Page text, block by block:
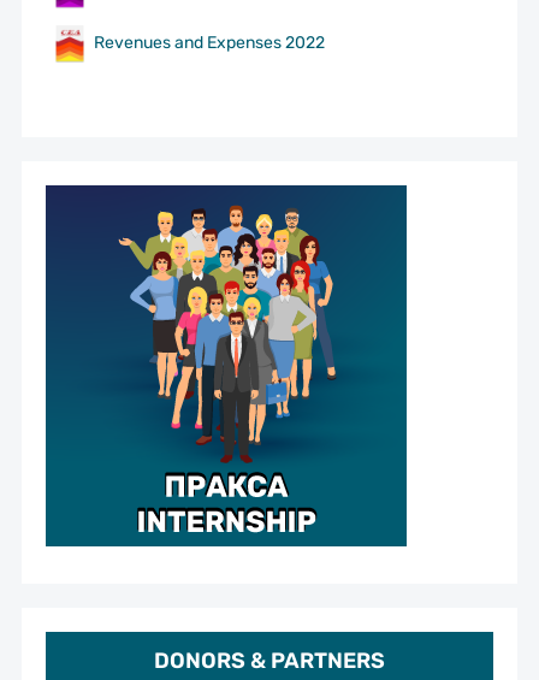
Revenues and Expenses 2022
DONORS & PARTNERS